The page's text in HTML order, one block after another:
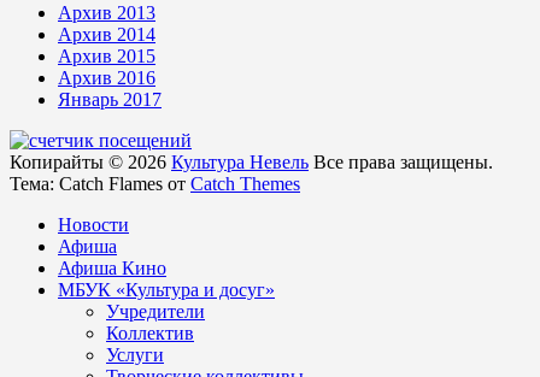
Архив 2013
Архив 2014
Архив 2015
Архив 2016
Январь 2017
Копирайты © 2026 Культура Невель Все права защищены.
Тема: Catch Flames от Catch Themes
Новости
Афиша
Афиша Кино
МБУК «Культура и досуг»
Учредители
Коллектив
Услуги